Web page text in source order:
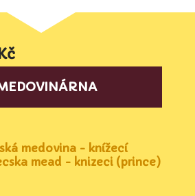
medovina - knížecí
mead - knizeci (prince)